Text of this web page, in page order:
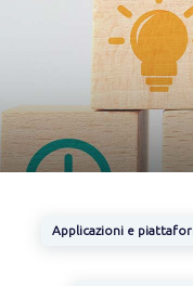
Applicazioni e